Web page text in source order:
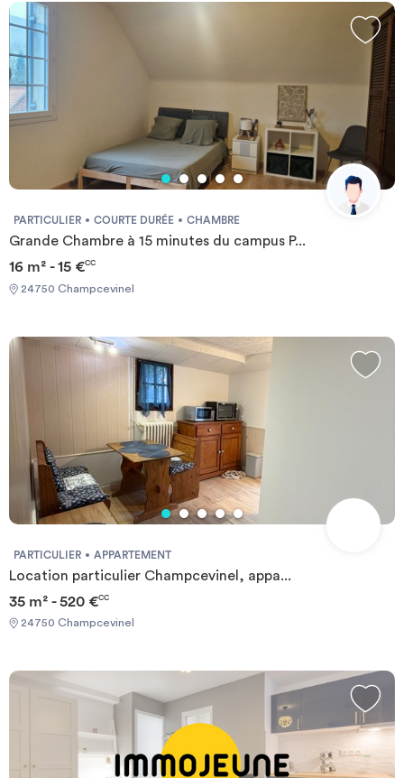
PARTICULIER COURTE DURÉE CHAMBRE
Grande Chambre à 15 minutes du campus P...
16 m² - 15 €CC
24750 Champcevinel
PARTICULIER APPARTEMENT
Location particulier Champcevinel, appa...
35 m² - 520 €CC
24750 Champcevinel